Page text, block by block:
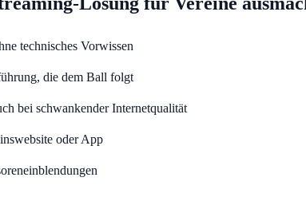
technisches Vorwissen
die dem Ball folgt
bei schwankender Internetqualität
oder App